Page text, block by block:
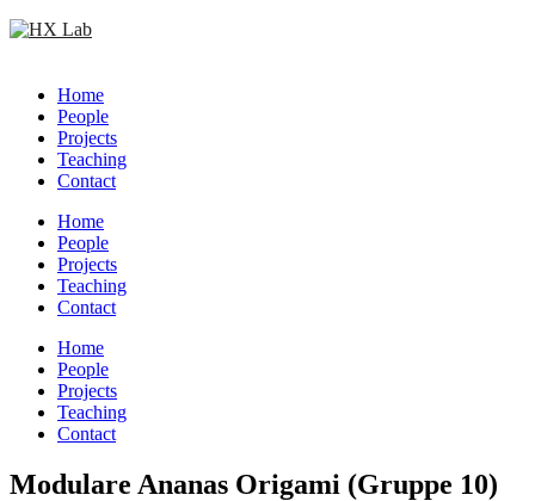
Skip
Home
People
Projects
Teaching
Contact
Home
People
Projects
Teaching
Contact
Circular
focus
Home
People
Projects
Teaching
Contact
Circular
focus
Modulare Ananas Origami (Gruppe 10)